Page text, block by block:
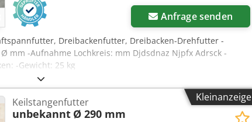
Anfrage senden
Dreibackenfutter, Dreibacken-Drehfutter -
mm -Aufnahme Lochkreis: mm Djdsdnaz Njpfx Adrsck -
-Gewicht: 25 kg
Kleinanzeige
Keilstangenfutter
unbekannt Ø 290 mm